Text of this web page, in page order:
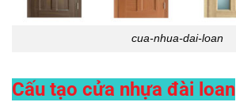
cua-nhua-dai-loan
Cấu tạo cửa nhựa đài loan